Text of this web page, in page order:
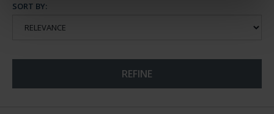
SORT BY:
REFINE